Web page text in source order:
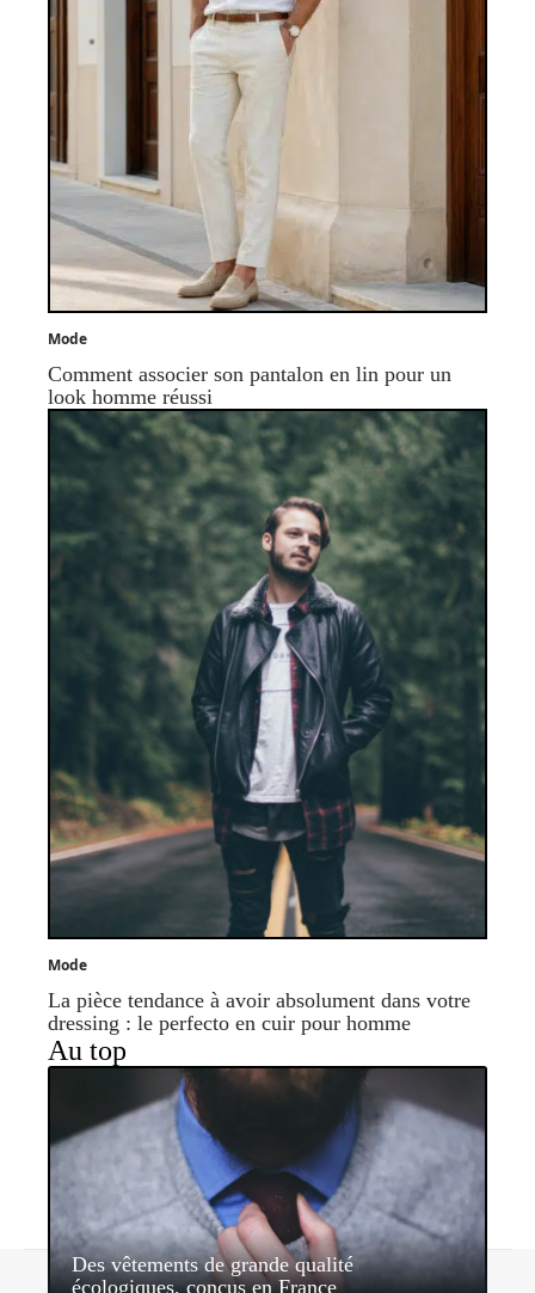
Mode
Comment associer son pantalon en lin pour un
look homme réussi
Mode
La pièce tendance à avoir absolument dans votre
dressing : le perfecto en cuir pour homme
Au top
Des vêtements de grande qualité
écologiques, conçus en France
Contact Mentions légales Sitemap